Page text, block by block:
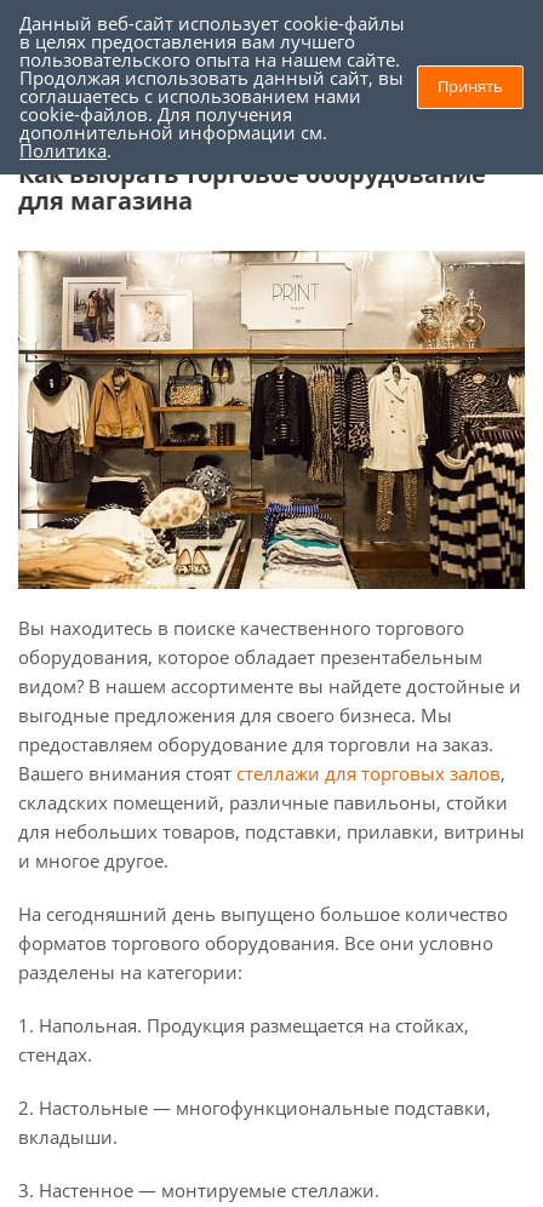
Торговое оборудование - Как выбрать торговое оборудование для
магазина
Как выбрать торговое оборудование
для магазина
Вы находитесь в поиске качественного торгового
оборудования, которое обладает презентабельным
видом? В нашем ассортименте вы найдете достойные и
выгодные предложения для своего бизнеса. Мы
предоставляем оборудование для торговли на заказ.
Вашего внимания стоят стеллажи для торговых залов,
складских помещений, различные павильоны, стойки
для небольших товаров, подставки, прилавки, витрины
и многое другое.
На сегодняшний день выпущено большое количество
форматов торгового оборудования. Все они условно
разделены на категории:
1. Напольная. Продукция размещается на стойках,
стендах.
2. Настольные — многофункциональные подставки,
вкладыши.
3. Настенное — монтируемые стеллажи.
Данный веб-сайт использует cookie-файлы
в целях предоставления вам лучшего
пользовательского опыта на нашем сайте.
Продолжая использовать данный сайт, вы
соглашаетесь с использованием нами
cookie-файлов. Для получения
дополнительной информации см.
Политика.
Принять